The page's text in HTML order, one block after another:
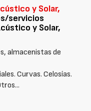
y Solar,
servicios
y Solar,
almacenistas de
Curvas. Celosías.